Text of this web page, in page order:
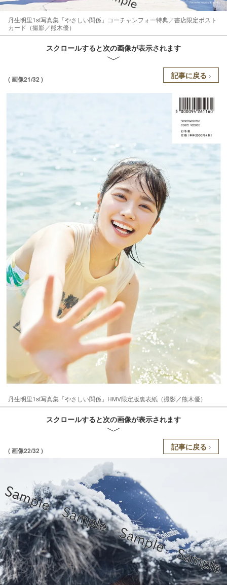
丹生明里1st写真集「やさしい関係」コーチャンフォー特典／書店限定ポスト
カード（撮影／熊木優）
スクロールすると次の画像が表示されます
( 画像21/32 ) 記事に戻る
丹生明里1st写真集「やさしい関係」HMV限定版裏表紙（撮影／熊木優）
スクロールすると次の画像が表示されます
( 画像22/32 ) 記事に戻る